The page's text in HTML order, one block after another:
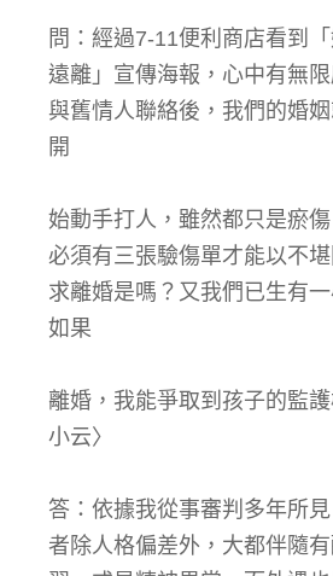
問：經過7-11便利商店看到
遠離」宣傳海報，心中有無
與舊情人聯絡後，我們的婚
開
始動手打人，雖然都只是瘀
必須有三張驗傷單才能以不
求離婚是嗎？又我們已生有一
如果
離婚，我能爭取到孩子的監
小云〉
答：依據我從事審判多年所
者除人格偏差外，大都伴隨